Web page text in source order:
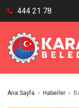
444 21 78
Ana Sayfa Haberler